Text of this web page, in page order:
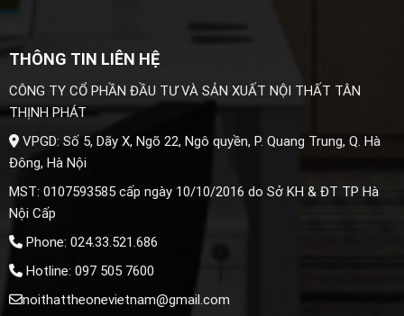
THÔNG TIN LIÊN HỆ
CÔNG TY CỔ PHẦN ĐẦU TƯ VÀ SẢN XUẤT NỘI THẤT TÂN
THỊNH PHÁT
VPGD: Số 5, Dãy X, Ngõ 22, Ngô quyền, P. Quang Trung, Q. Hà
Đông, Hà Nội
MST: 0107593585 cấp ngày 10/10/2016 do Sở KH & ĐT TP Hà
Nội Cấp
Phone: 024.33.521.686
Hotline: 097 505 7600
noithattheonevietnam@gmail.com